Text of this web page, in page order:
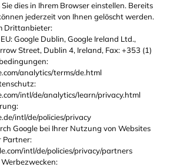
dies in Ihrem Browser einstellen. Bereits
jederzeit von Ihnen gelöscht werden.
Drittanbieter:
Google Dublin, Google Ireland Ltd.,
Street, Dublin 4, Ireland, Fax: +353 (1)
analytics/terms/de.html
intl/de/analytics/learn/privacy.html
intl/de/policies/privacy
Google bei Ihrer Nutzung von Websites
Partner:
intl/de/policies/privacy/partners